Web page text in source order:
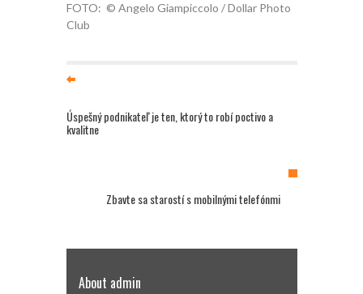
FOTO: © Angelo Giampiccolo / Dollar Photo
Club
Úspešný podnikateľ je ten, ktorý to robí poctivo a
kvalitne
Zbavte sa starostí s mobilnými telefónmi
About admin